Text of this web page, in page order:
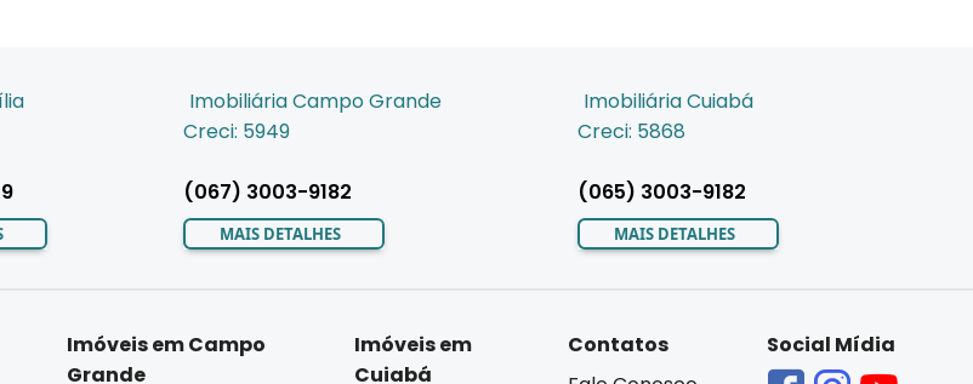
Imobiliária Campo Grande
Creci: 5949
(067) 3003-9182
MAIS DETALHES
Imobiliária Cuiabá
Creci: 5868
(065) 3003-9182
MAIS DETALHES
Imóveis em Campo
Grande
Imóveis em
Cuiabá
Contatos
Social Mídia